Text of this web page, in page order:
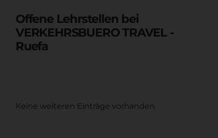
Offene Lehrstellen bei
VERKEHRSBUERO TRAVEL -
Ruefa
Keine weiteren Einträge vorhanden.